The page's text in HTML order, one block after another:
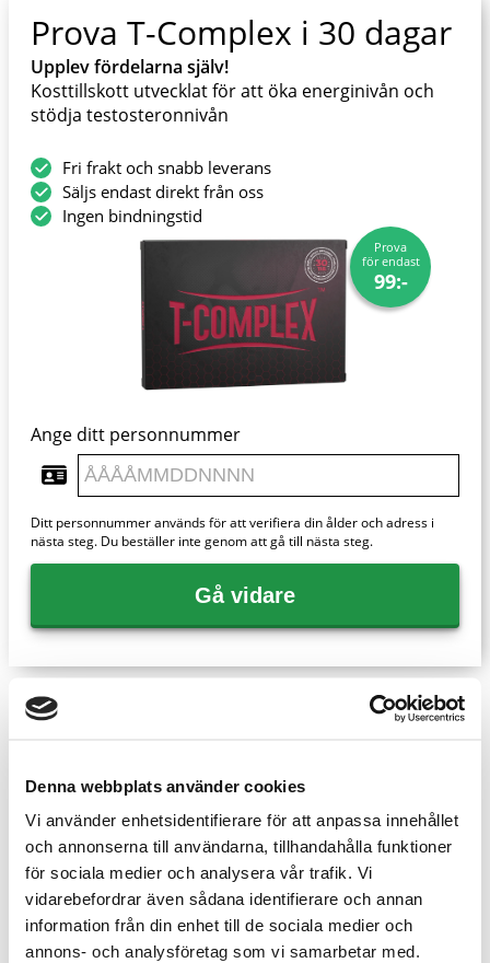
Denna webbplats använder cookies
Vi använder enhetsidentifierare för att anpassa innehållet
och annonserna till användarna, tillhandahålla funktioner
för sociala medier och analysera vår trafik. Vi
vidarebefordrar även sådana identifierare och annan
information från din enhet till de sociala medier och
annons- och analysföretag som vi samarbetar med.
Prova T-Complex i 30 dagar
Upplev fördelarna själv!
Kosttillskott utvecklat för att öka energinivån och
stödja testosteronnivån
Fri frakt och snabb leverans
Säljs endast direkt från oss
Ingen bindningstid
Prova
för endast
99:-
Ange ditt personnummer
Ditt personnummer används för att verifiera din ålder och adress i
nästa steg. Du beställer inte genom att gå till nästa steg.
Gå vidare
Artiklar